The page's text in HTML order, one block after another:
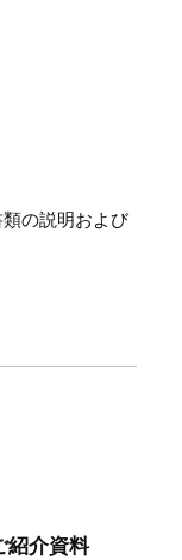
の説明および
紹介資料